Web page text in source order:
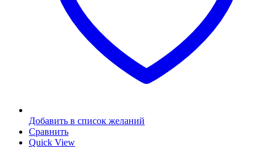
Добавить в список желаний
Сравнить
Quick View